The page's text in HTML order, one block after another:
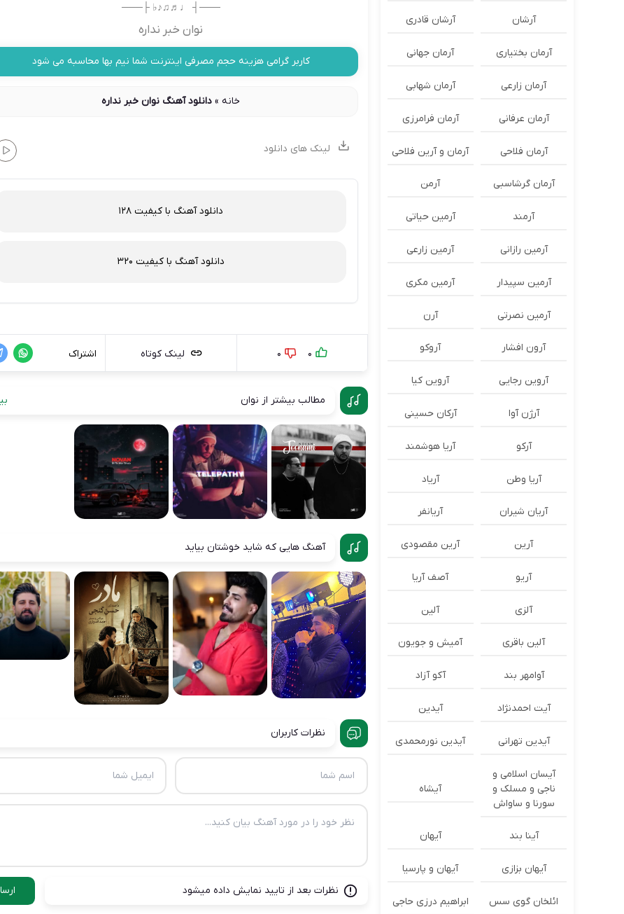
───┤ ♩♬♫♪♭ ├───
نوان خبر نداره
کاربر گرامی هزینه حجم مصرفی اینترنت شما نیم بها محاسبه می شود
خانه » دانلود آهنگ نوان خبر نداره
لینک های دانلود
دانلود آهنگ با کیفیت 128
دانلود آهنگ با کیفیت 320
0
0 لینک کوتاه اشتراک
مطالب بیشتر از نوان
آهنگ هایی که شاید خوشتان بیاید
نظرات کاربران
نظرات بعد از تایید نمایش داده میشود
آرشان آرشان قادری
آرمان بختیاری آرمان جهانی
آرمان زارعی آرمان شهابی
آرمان عرفانی آرمان فرامرزی
آرمان فلاحی آرمان و آرین فلاحی
آرمان گرشاسبی آرمن
آرمند آرمین حیاتی
آرمین رازانی آرمین زارعی
آرمین سپیدار آرمین مکری
آرمین نصرتی آرن
آرون افشار آروکو
آروین رجایی آروین کیا
آرژن آوا آرکان حسینی
آرکو آریا هوشمند
آریا وطن آریاد
آریان شیران آریانفر
آرین آرین مقصودی
آریو آصف آریا
آلزی آلین
آلین باقری آمیش و جویون
آوامهر بند آکو آزاد
آیت احمدنژاد آیدین
آیدین تهرانی آیدین نورمحمدی
آیسان اسلامی و
ناجی و مسلک و
سورنا و ساواش
آیشاه
آینا بند آیهان
آیهان بزازی آیهان و پارسیا
ائلخان گوی سس ابراهیم درزی حاجی